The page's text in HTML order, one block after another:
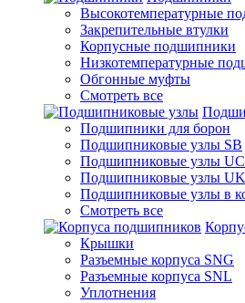
Высокотемпературные
Закрепительные втулки
Корпусные подшипники
Низкотемпературные
Обгонные муфты
Смотреть все
Подшипники для борон
Подшипниковые узлы SB
Подшипниковые узлы UC
Подшипниковые узлы UK
Подшипниковые узлы в
Смотреть все
Крышки
Разъемные корпуса SNG
Разъемные корпуса SNL
Уплотнения